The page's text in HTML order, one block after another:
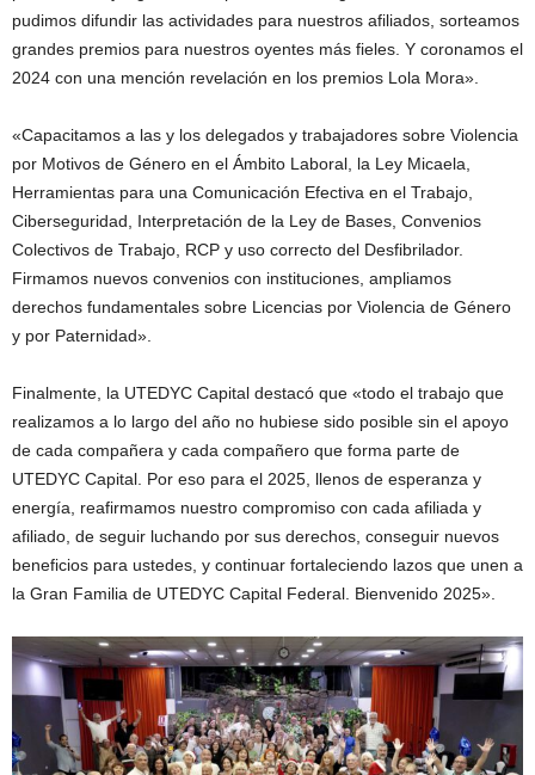
pudimos difundir las actividades para nuestros afiliados, sorteamos
grandes premios para nuestros oyentes más fieles. Y coronamos el
2024 con una mención revelación en los premios Lola Mora».
«Capacitamos a las y los delegados y trabajadores sobre Violencia
por Motivos de Género en el Ámbito Laboral, la Ley Micaela,
Herramientas para una Comunicación Efectiva en el Trabajo,
Ciberseguridad, Interpretación de la Ley de Bases, Convenios
Colectivos de Trabajo, RCP y uso correcto del Desfibrilador.
Firmamos nuevos convenios con instituciones, ampliamos
derechos fundamentales sobre Licencias por Violencia de Género
y por Paternidad».
Finalmente, la UTEDYC Capital destacó que «todo el trabajo que
realizamos a lo largo del año no hubiese sido posible sin el apoyo
de cada compañera y cada compañero que forma parte de
UTEDYC Capital. Por eso para el 2025, llenos de esperanza y
energía, reafirmamos nuestro compromiso con cada afiliada y
afiliado, de seguir luchando por sus derechos, conseguir nuevos
beneficios para ustedes, y continuar fortaleciendo lazos que unen a
la Gran Familia de UTEDYC Capital Federal. Bienvenido 2025».